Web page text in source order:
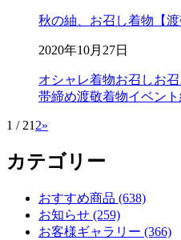
秋の紬、お召し着物【
2020年10月27日
オシャレ着物お召しお
帯締め渡敬着物イベント
1 / 21 2»
カテゴリー
おすすめ商品 (638)
お知らせ (259)
お客様ギャラリー (366)